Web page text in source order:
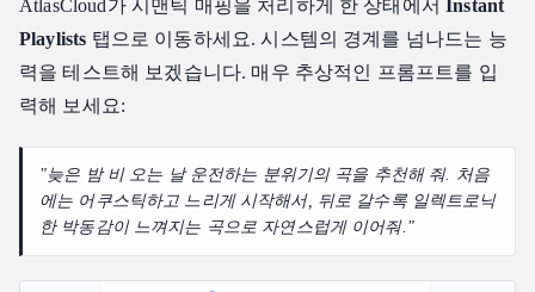
AtlasCloud가 시맨틱 매핑을 처리하게 한 상태에서Instant
Playlists 탭으로 이동하세요. 시스템의 경계를 넘나드는 능
력을 테스트해 보겠습니다. 매우 추상적인 프롬프트를 입
력해 보세요:
"늦은 밤 비 오는 날 운전하는 분위기의 곡을 추천해 줘. 처음
에는 어쿠스틱하고 느리게 시작해서, 뒤로 갈수록 일렉트로닉
한 박동감이 느껴지는 곡으로 자연스럽게 이어줘."